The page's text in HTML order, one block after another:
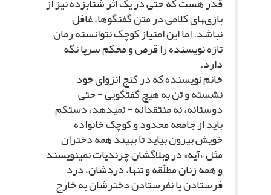
بازى‏هاى کلامى در متن گفتگوها، غافل
نباشد. اما این امتیاز کوچک نتوانسته رمان
تازه نویسنده را قرص و محکم سرپا نگه
دارد.
خانم نویسنده که در کنج انزواى خود
نشسته و تن به هیچ گفتگویى - حتى
دوستانه، نه منتقدانه - نمى‏دهد، دست‏کم
باید از جامعه محدود و کوچک خانواده
خویش بیرون بیاید تا ببیند همه دختران
مثل «آیه» در وب‏لاگ‏شان چرندیات نمى‏نویسند
و همه زنان مطلّقه و تنها، دردشان، درد
فرستادن یا نفرستادن دخترشان به خارج